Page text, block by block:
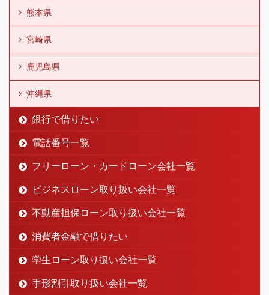
熊本県
宮崎県
鹿児島県
沖縄県
銀行で借りたい
電話番号一覧
フリーローン・カードローン会社一覧
ビジネスローン取り扱い会社一覧
不動産担保ローン取り扱い会社一覧
消費者金融で借りたい
学生ローン取り扱い会社一覧
手形割引取り扱い会社一覧